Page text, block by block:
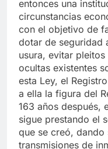
entonces una
circunstancias
con el objetivo de
dotar de seguridad
usura, evitar
ocultas existentes
esta Ley, el
a ella la figura del
163 años después,
sigue prestando el
que se creó,
transmisiones de